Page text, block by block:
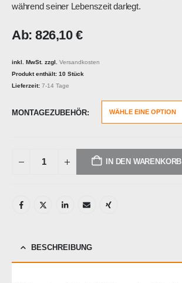
während seiner Lebenszeit darlegt.
Ab:826,10€
inkl. MwSt. zzgl. Versandkosten
Produkt enthält: 10 Stück
Lieferzeit: 7-14 Tage
MONTAGEZUBEHÖR
IN DEN WARENKORB
BESCHREIBUNG